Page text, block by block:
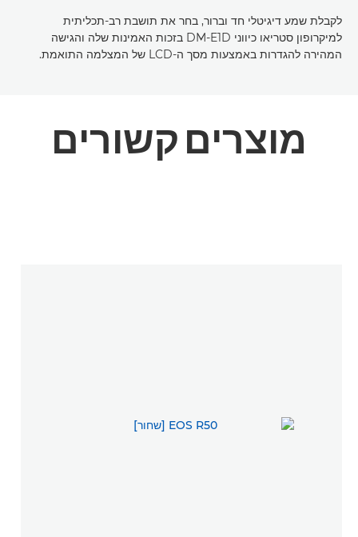
לקבלת שמע דיגיטלי חד וברור, בחר את תושבת רב-תכליתית
למיקרופון סטריאו כיווני DM-E1D בזכות האמינות שלה והגישה
המהירה להגדרות באמצעות מסך ה-LCD של המצלמה התואמת.
מוצרים קשורים